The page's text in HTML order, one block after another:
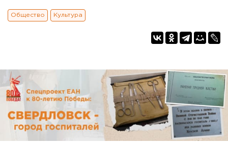
Общество Культура